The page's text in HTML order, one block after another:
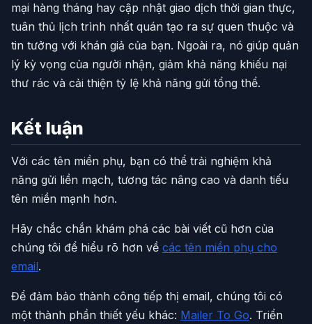
mại hàng tháng hay cập nhật giao dịch thời gian thực,
tuân thủ lịch trình nhất quán tạo ra sự quen thuộc và
tin tưởng với khán giả của bạn. Ngoài ra, nó giúp quản
lý kỳ vọng của người nhận, giảm khả năng khiếu nại
thư rác và cải thiện tỷ lệ khả năng gửi tổng thể.
Kết luận
Với các tên miền phụ, bạn có thể trải nghiệm khả
năng gửi liền mạch, tương tác nâng cao và danh tiếu
tên miền mạnh hơn.
Hãy chắc chắn khám phá các bài viết cũ hơn của
chúng tôi để hiểu rõ hơn về các tên miền phụ cho
email.
Để đảm bảo thành công tiếp thị email, chúng tôi có
một thành phần thiết yếu khác: Mailer To Go. Triển